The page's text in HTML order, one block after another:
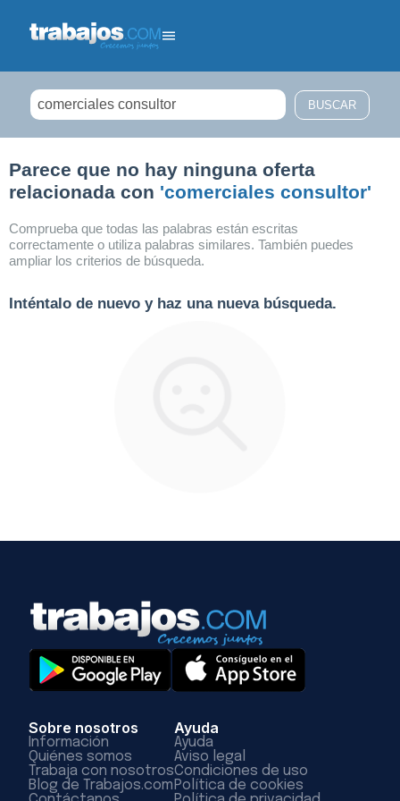
Parece que no hay ninguna oferta
relacionada con 'comerciales consultor'
Comprueba que todas las palabras están escritas
correctamente o utiliza palabras similares. También puedes
ampliar los criterios de búsqueda.
Inténtalo de nuevo y haz una nueva búsqueda.
Sobre nosotros
Información
Quiénes somos
Trabaja con nosotros
Blog de Trabajos.com
Ayuda
Ayuda
Aviso legal
Condiciones de uso
Política de cookies